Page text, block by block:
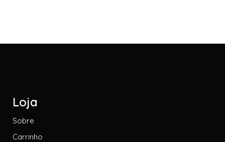
Loja
Sobre
Carrinho